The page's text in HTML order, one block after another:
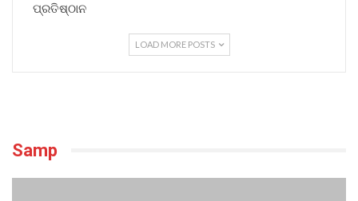
ପ୍ରତିଷ୍ଠାନ
LOAD MORE POSTS
Samp